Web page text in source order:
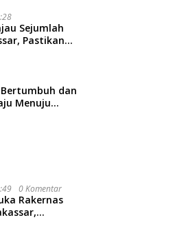
Sejumlah
Pastikan
dan
Menuju
0 Komentar
Rakernas